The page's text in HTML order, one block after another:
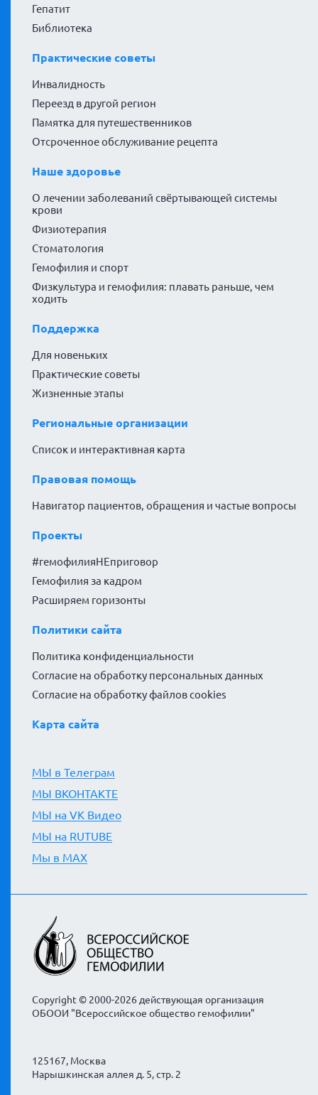
Гепатит
Библиотека
Практические советы
Инвалидность
Переезд в другой регион
Памятка для путешественников
Отсроченное обслуживание рецепта
Наше здоровье
О лечении заболеваний свёртывающей системы
крови
Физиотерапия
Стоматология
Гемофилия и спорт
Физкультура и гемофилия: плавать раньше, чем
ходить
Поддержка
Для новеньких
Практические советы
Жизненные этапы
Региональные организации
Список и интерактивная карта
Правовая помощь
Навигатор пациентов, обращения и частые вопросы
Проекты
#гемофилияНЕприговор
Гемофилия за кадром
Расширяем горизонты
Политики сайта
Политика конфиденциальности
Согласие на обработку персональных данных
Согласие на обработку файлов cookies
Карта сайта
МЫ в Телеграм
МЫ ВКОНТАКТЕ
МЫ на VK Видео
МЫ на RUTUBE
Мы в MAX
Copyright © 2000-2026 действующая организация
ОБООИ "Всероссийское общество гемофилии"
125167, Москва
Нарышкинская аллея д. 5, стр. 2